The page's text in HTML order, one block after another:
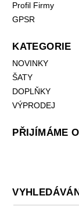
Profil Firmy
GPSR
KATEGORIE
NOVINKY
ŠATY
DOPLŇKY
VÝPRODEJ
PŘIJÍMÁME